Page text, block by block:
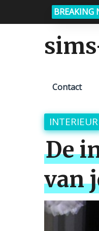
BREAKING
Contact
INTERIEUR
De
van